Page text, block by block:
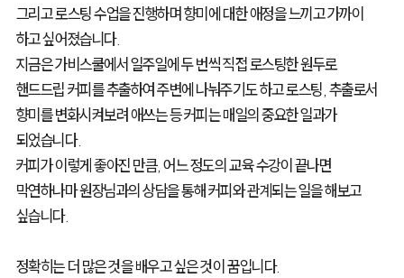
그리고 로스팅 수업을 진행하며 향미에 대한 애정을 느끼고 가까이
하고 싶어졌습니다.
지금은 가비스쿨에서 일주일에 두 번씩 직접 로스팅한 원두로
핸드드립 커피를 추출하여 주변에 나눠주기도 하고 로스팅, 추출로서
향미를 변화시켜보려 애쓰는 등 커피는 매일의 중요한 일과가
되었습니다.
커피가 이렇게 좋아진 만큼, 어느 정도의 교육 수강이 끝나면
막연하나마 원장님과의 상담을 통해 커피와 관계되는 일을 해보고
싶습니다.
정확히는 더 많은 것을 배우고 싶은 것이 꿈입니다.